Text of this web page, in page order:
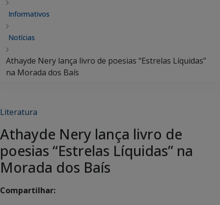
Informativos
Notícias
Athayde Nery lança livro de poesias “Estrelas Líquidas”
na Morada dos Baís
Literatura
Athayde Nery lança livro de
poesias “Estrelas Líquidas” na
Morada dos Baís
Compartilhar: